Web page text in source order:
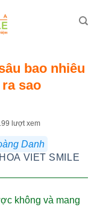
bao nhiêu
sao
lượt xem
Danh
VIET SMILE
không và mang